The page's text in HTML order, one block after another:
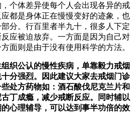
个体差异使每个人会出现各异的戒
都是身体正在慢慢变好的迹象，也
分。行百里者半九十，很多人下定
应被迫放弃。一方面是因为自己对
面则是由于没有使用科学的方法。
织公认的慢性疾病，单靠毅力戒烟
分强烈。因此建议大家去戒烟门诊
处方药物如：酒石酸伐尼克兰片和
丁成瘾，减少戒断反应。同时辅以
心理辅导，可以达到事半功倍的效